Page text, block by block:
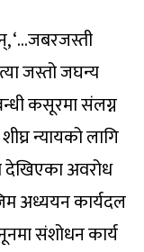
‘…जबरजस्ती
जस्तो जघन्य
कसूरमा संलग्न
न्यायको लागि
अवरोध
अध्ययन कार्यदल
संशोधन कार्य